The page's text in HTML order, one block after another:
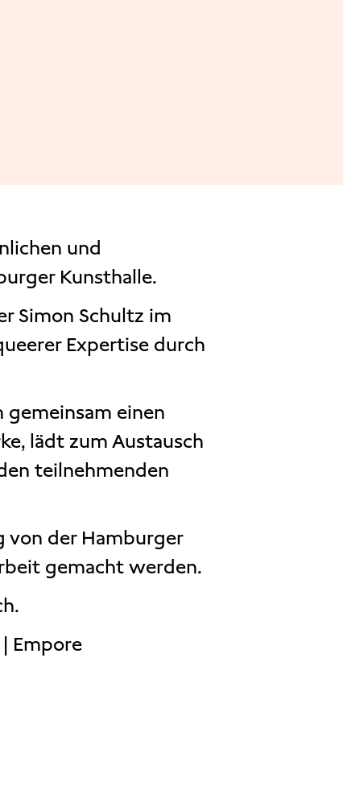
und
Kunsthalle.
Simon Schultz im
Expertise durch
einen
lädt zum Austausch
teilnehmenden
von der Hamburger
gemacht werden.
Empore